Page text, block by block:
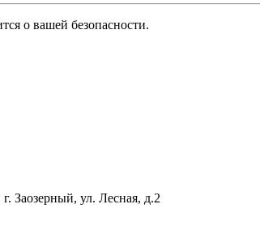
о вашей безопасности.
Заозерный, ул. Лесная, д.2